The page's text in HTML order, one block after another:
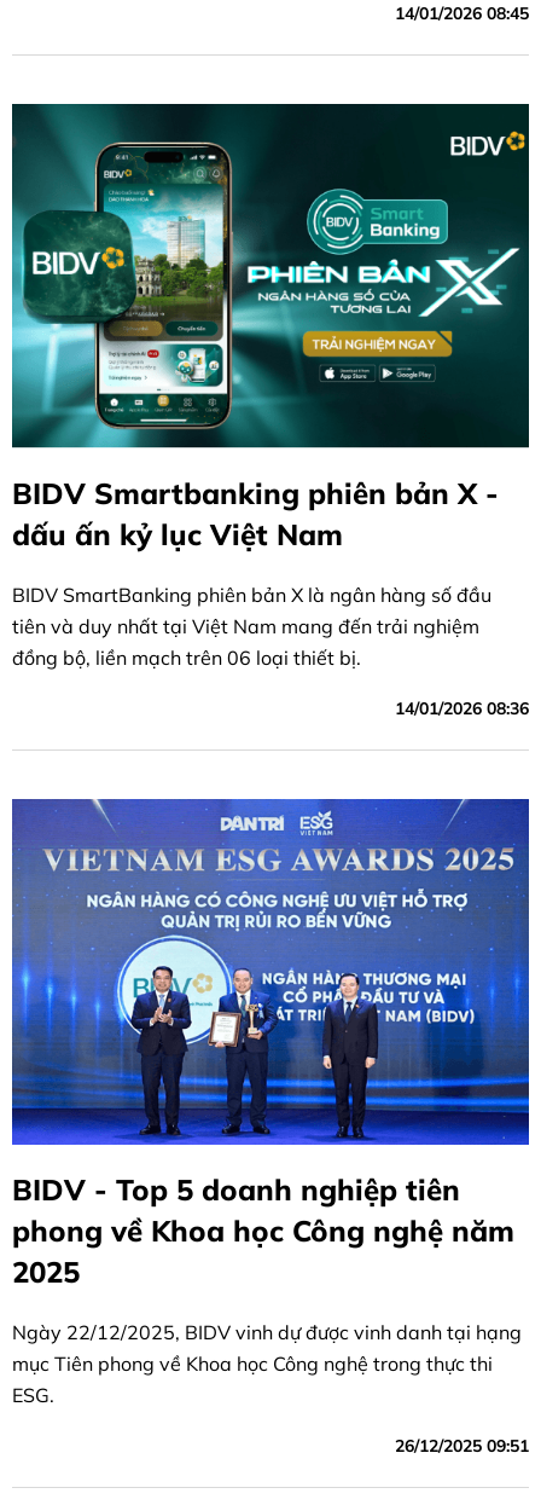
tục gọn, minh bạch và an toàn; đồng thời giúp ngân hàng
tối ưu vận hành, giảm tải tại quầy và nâng cao năng lực
14/01/2026 08:45
BIDV Smartbanking phiên bản X -
dấu ấn kỷ lục Việt Nam
BIDV SmartBanking phiên bản X là ngân hàng số đầu
tiên và duy nhất tại Việt Nam mang đến trải nghiệm
đồng bộ, liền mạch trên 06 loại thiết bị.
14/01/2026 08:36
BIDV - Top 5 doanh nghiệp tiên
phong về Khoa học Công nghệ năm
2025
Ngày 22/12/2025, BIDV vinh dự được vinh danh tại hạng
mục Tiên phong về Khoa học Công nghệ trong thực thi
ESG.
26/12/2025 09:51